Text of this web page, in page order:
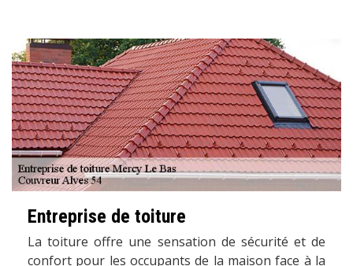
Entreprise de toiture
La toiture offre une sensation de sécurité et de
confort pour les occupants de la maison face à la